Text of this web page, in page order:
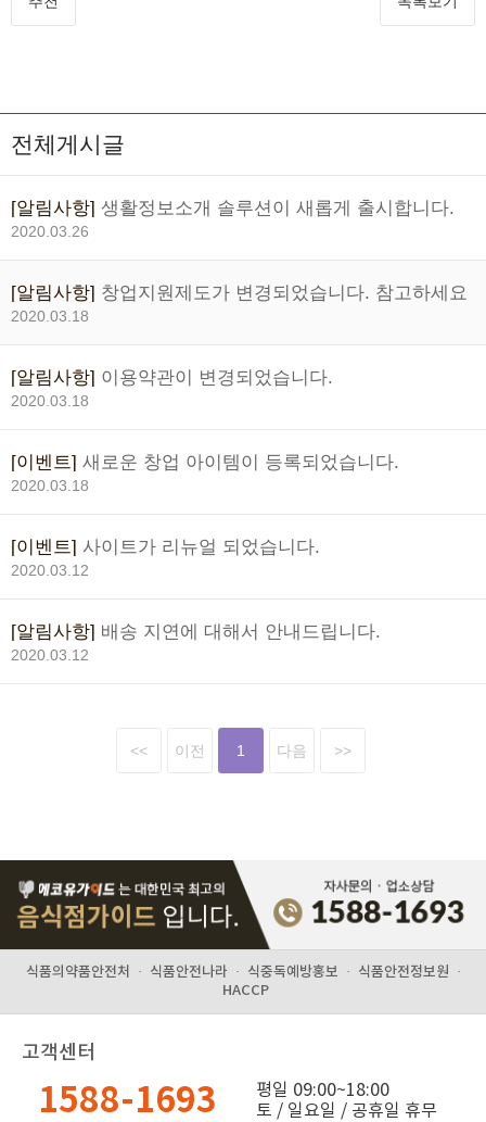
전체게시글
[알림사항] 생활정보소개 솔루션이 새롭게 출시합니다.
2020.03.26
[알림사항] 창업지원제도가 변경되었습니다. 참고하세요
2020.03.18
[알림사항] 이용약관이 변경되었습니다.
2020.03.18
[이벤트] 새로운 창업 아이템이 등록되었습니다.
2020.03.18
[이벤트] 사이트가 리뉴얼 되었습니다.
2020.03.12
[알림사항] 배송 지연에 대해서 안내드립니다.
2020.03.12
<< 이전 1 다음 >>
식품의약품안전처 · 식품안전나라 · 식중독예방홍보 · 식품안전정보원 ·
HACCP
고객센터
1588-1693
평일 09:00~18:00
토 / 일요일 / 공휴일 휴무